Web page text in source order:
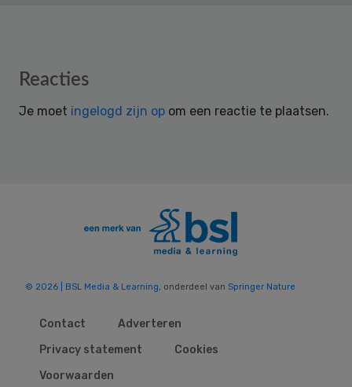
Reader
Reacties
Je moet ingelogd zijn op om een reactie te plaatsen.
© 2026 | BSL Media & Learning, onderdeel van Springer Nature
Contact
Adverteren
Privacy statement
Cookies
Voorwaarden